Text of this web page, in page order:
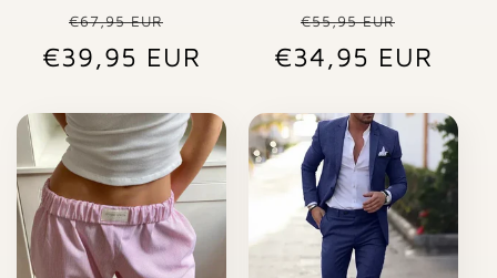
Prix
habituel
€67,95 EUR
promotionnel
€39,95 EUR
Prix
habituel
€55,95 EUR
€34,95 EUR